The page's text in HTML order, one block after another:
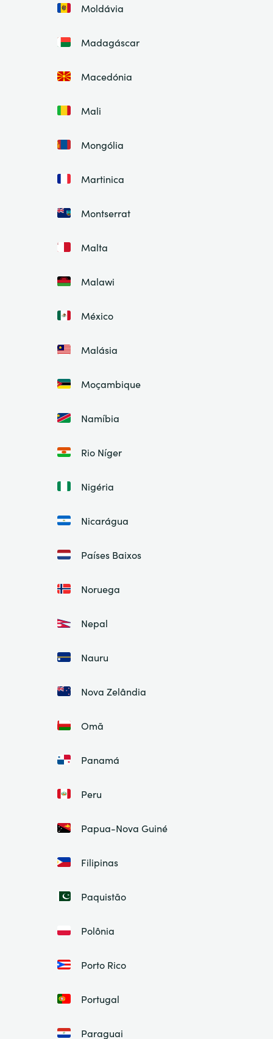
Moldávia
Madagáscar
Macedónia
Mali
Mongólia
Martinica
Montserrat
Malta
Malawi
México
Malásia
Moçambique
Namíbia
Rio Níger
Nigéria
Nicarágua
Países Baixos
Noruega
Nepal
Nauru
Nova Zelândia
Omã
Panamá
Peru
Papua-Nova Guiné
Filipinas
Paquistão
Polônia
Porto Rico
Portugal
Paraguai